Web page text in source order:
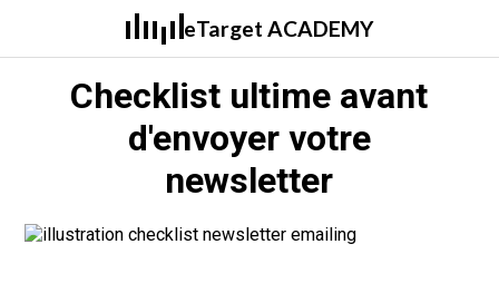
eTarget ACADEMY
Checklist ultime avant
d'envoyer votre
newsletter